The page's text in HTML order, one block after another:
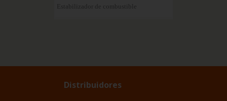
Estabilizador de combustible
Distribuidores